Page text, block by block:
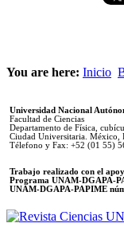
You are here: Inicio
Universidad Nacional
Facultad de Ciencias
Departamento de Física,
Ciudad Universitaria. México,
Télefono y Fax: +52 (01 55)
Trabajo realizado con el
Programa UNAM-DGAPA-
UNAM-DGAPA-PAPIME